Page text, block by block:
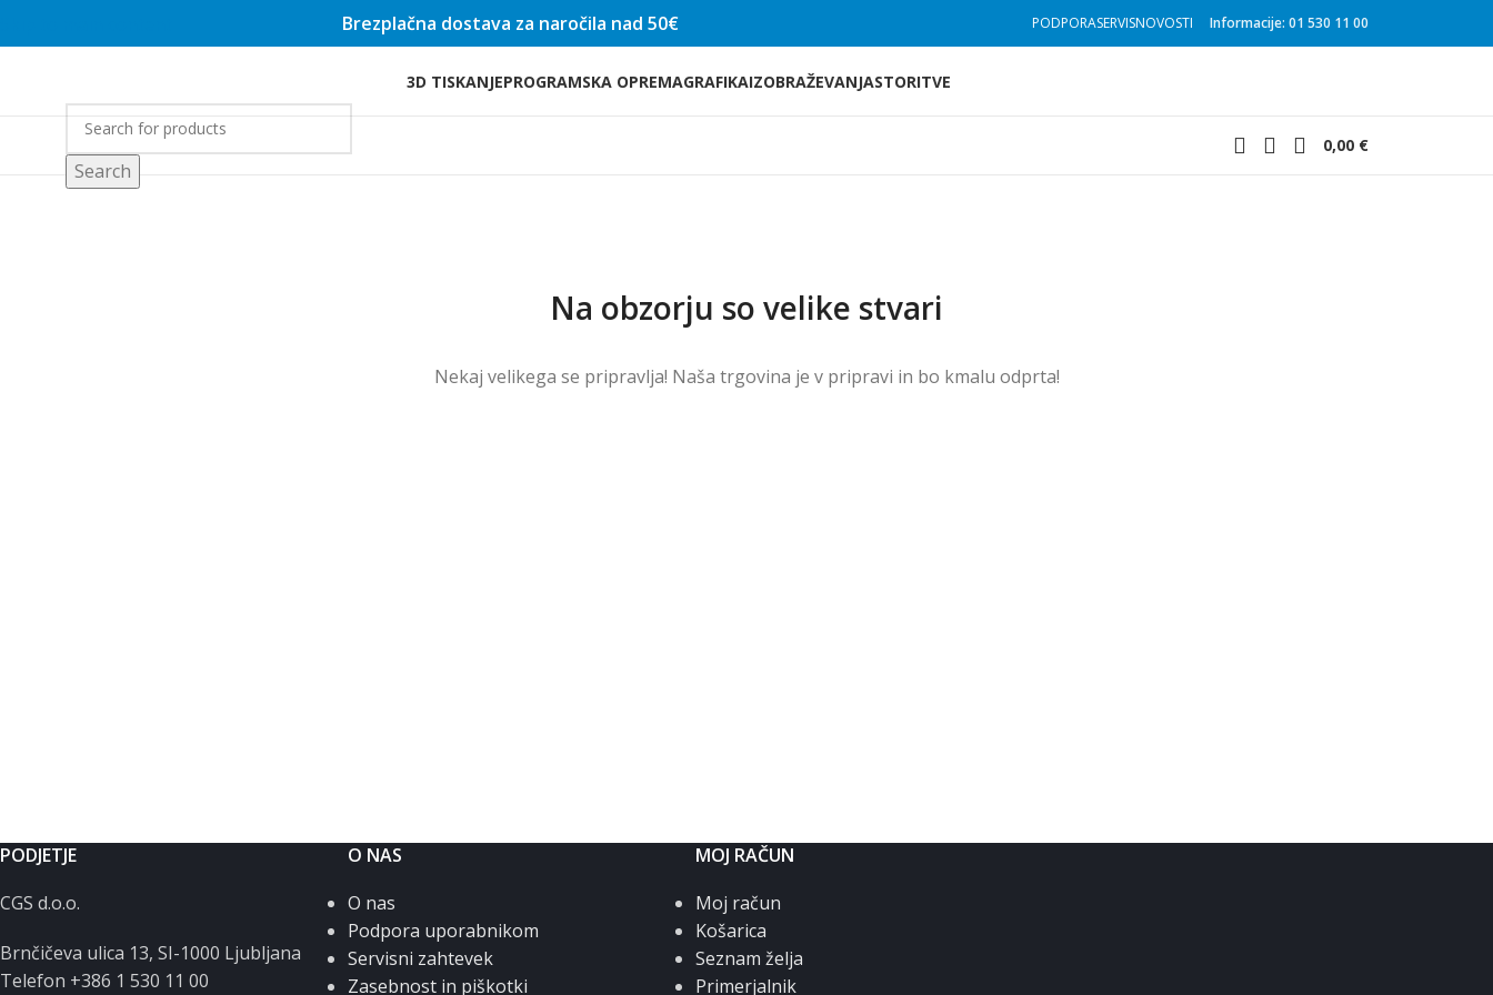
Brezplačna dostava za naročila nad 50€ PODPORASERVISNOVOSTI Informacije: 01 530 11 00
3D TISKANJEPROGRAMSKA OPREMAGRAFIKAIZOBRAŽEVANJASTORITVE
Search
0,00 €
Na obzorju so velike stvari
Nekaj ​​velikega se pripravlja! Naša trgovina je v pripravi in ​​bo kmalu odprta!
PODJETJE
CGS d.o.o.
Brnčičeva ulica 13, SI-1000 Ljubljana
Telefon +386 1 530 11 00
O NAS
O nas
Podpora uporabnikom
Servisni zahtevek
Zasebnost in piškotki
MOJ RAČUN
Moj račun
Košarica
Seznam želja
Primerjalnik